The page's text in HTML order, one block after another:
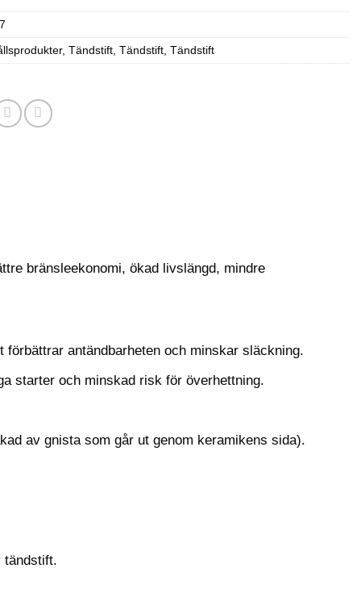
, Tändstift Tändstift Tändstift
bränsleekonomi, ökad livslängd, mindre
antändbarheten och minskar släckning.
starter och minskad risk för överhettning.
av gnista som går ut genom keramikens sida).
tändstift.